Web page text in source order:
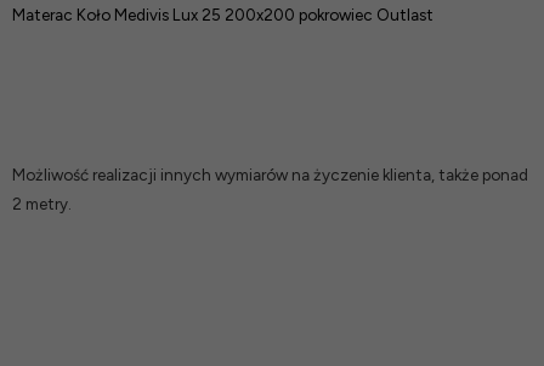
Materac Koło Medivis Lux 25 200x200 pokrowiec Outlast
Możliwość realizacji innych wymiarów na życzenie klienta, także ponad
2 metry.